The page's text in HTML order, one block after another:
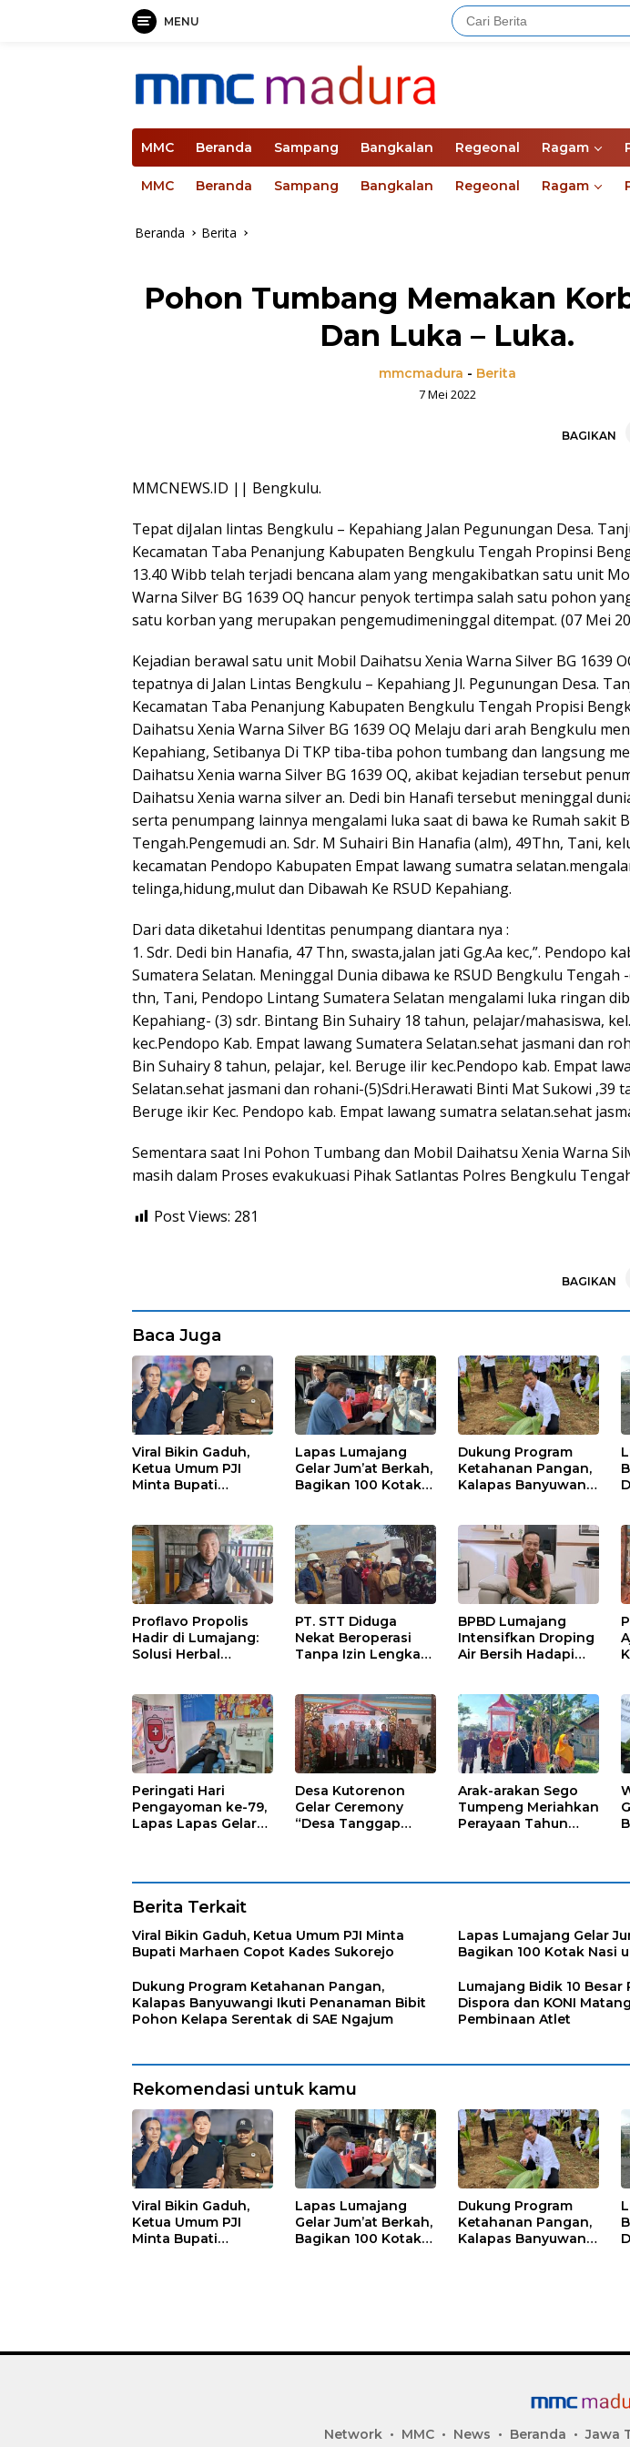
MENU
MMC Beranda Sampang Bangkalan Regeonal Ragam
MMC Beranda Sampang Bangkalan Regeonal Ragam
Beranda Berita
Pohon Tumbang Memakan
Dan Luka – Luka.
mmcmadura - Berita
7 Mei 2022
BAGIKAN
MMCNEWS.ID || Bengkulu.
Tepat diJalan lintas Bengkulu – Kepahiang Jalan Pegunungan Desa.
Kecamatan Taba Penanjung Kabupaten Bengkulu Tengah Propinsi
13.40 Wibb telah terjadi bencana alam yang mengakibatkan satu unit
Warna Silver BG 1639 OQ hancur penyok tertimpa salah satu pohon
satu korban yang merupakan pengemudimeninggal ditempat. (07 Mei
Kejadian berawal satu unit Mobil Daihatsu Xenia Warna Silver BG 1639
tepatnya di Jalan Lintas Bengkulu – Kepahiang Jl. Pegunungan Desa.
Kecamatan Taba Penanjung Kabupaten Bengkulu Tengah Propisi
Daihatsu Xenia Warna Silver BG 1639 OQ Melaju dari arah Bengkulu
Kepahiang, Setibanya Di TKP tiba-tiba pohon tumbang dan langsung
Daihatsu Xenia warna Silver BG 1639 OQ, akibat kejadian tersebut
Daihatsu Xenia warna silver an. Dedi bin Hanafi tersebut meninggal
serta penumpang lainnya mengalami luka saat di bawa ke Rumah sakit
Tengah.Pengemudi an. Sdr. M Suhairi Bin Hanafia (alm), 49Thn, Tani,
kecamatan Pendopo Kabupaten Empat lawang sumatra
telinga,hidung,mulut dan Dibawah Ke RSUD Kepahiang.
Dari data diketahui Identitas penumpang diantara nya :
1. Sdr. Dedi bin Hanafia, 47 Thn, swasta,jalan jati Gg.Aa kec,”. Pendopo
Sumatera Selatan. Meninggal Dunia dibawa ke RSUD Bengkulu Tengah
thn, Tani, Pendopo Lintang Sumatera Selatan mengalami luka ringan
Kepahiang- (3) sdr. Bintang Bin Suhairy 18 tahun, pelajar/mahasiswa,
kec.Pendopo Kab. Empat lawang Sumatera Selatan.sehat jasmani dan
Bin Suhairy 8 tahun, pelajar, kel. Beruge ilir kec.Pendopo kab. Empat
Selatan.sehat jasmani dan rohani-(5)Sdri.Herawati Binti Mat Sukowi ,39
Beruge ikir Kec. Pendopo kab. Empat lawang sumatra selatan.sehat
Sementara saat Ini Pohon Tumbang dan Mobil Daihatsu Xenia Warna
masih dalam Proses evakukuasi Pihak Satlantas Polres Bengkulu
Post Views: 281
BAGIKAN
Baca Juga
Viral Bikin Gaduh,
Ketua Umum PJI
Minta Bupati
Lapas Lumajang
Gelar Jum’at Berkah,
Bagikan 100 Kotak
Dukung Program
Ketahanan Pangan,
Kalapas Banyuwangi
Serentak di SAE
Ngajum
Proflavo Propolis
Hadir di Lumajang:
Solusi Herbal
Kesehatan
Masyarakat
PT. STT Diduga
Nekat Beroperasi
Tanpa Izin Lengkap,
BPBD Lumajang
Intensifkan Droping
Air Bersih Hadapi
Peringati Hari
Pengayoman ke-79,
Lapas Lapas Gelar
Desa Kutorenon
Gelar Ceremony
“Desa Tanggap
Arak-arakan Sego
Tumpeng Meriahkan
Perayaan Tahun
Berita Terkait
Viral Bikin Gaduh, Ketua Umum PJI Minta
Bupati Marhaen Copot Kades Sukorejo
Lapas Lumajang Gelar
Bagikan 100 Kotak Nasi
Dukung Program Ketahanan Pangan,
Kalapas Banyuwangi Ikuti Penanaman Bibit
Pohon Kelapa Serentak di SAE Ngajum
Lumajang Bidik 10 Besar
Dispora dan KONI
Pembinaan Atlet
Rekomendasi untuk kamu
Viral Bikin Gaduh,
Ketua Umum PJI
Minta Bupati
Lapas Lumajang
Gelar Jum’at Berkah,
Bagikan 100 Kotak
Dukung Program
Ketahanan Pangan,
Kalapas Banyuwangi
Network MMC News Beranda Jawa